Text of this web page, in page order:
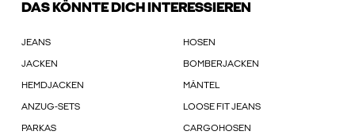
DAS KÖNNTE DICH INTERESSIEREN
JEANS HOSEN
JACKEN BOMBERJACKEN
HEMDJACKEN MÄNTEL
ANZUG-SETS LOOSE FIT JEANS
PARKAS CARGOHOSEN